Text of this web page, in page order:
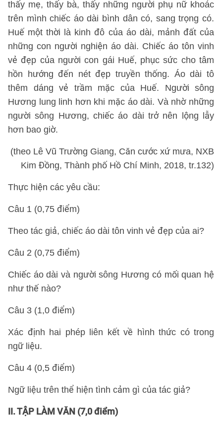
thấy mẹ, thấy bà, thấy những người phụ nữ khoác
trên mình chiếc áo dài bình dân có, sang trọng có.
Huế một thời là kinh đô của áo dài, mảnh đất của
những con người nghiện áo dài. Chiếc áo tôn vinh
vẻ đẹp của người con gái Huế, phục sức cho tâm
hồn hướng đến nét đẹp truyền thống. Áo dài tô
thêm dáng vẻ trầm mặc của Huế. Người sông
Hương lung linh hơn khi mặc áo dài. Và nhờ những
người sông Hương, chiếc áo dài trở nên lộng lẫy
hơn bao giờ.
(theo Lê Vũ Trường Giang, Căn cước xứ mưa, NXB
Kim Đồng, Thành phố Hồ Chí Minh, 2018, tr.132)
Thực hiện các yêu cầu:
Câu 1 (0,75 điểm)
Theo tác giả, chiếc áo dài tôn vinh vẻ đẹp của ai?
Câu 2 (0,75 điểm)
Chiếc áo dài và người sông Hương có mối quan hệ
như thế nào?
Câu 3 (1,0 điểm)
Xác định hai phép liên kết về hình thức có trong
ngữ liệu.
Câu 4 (0,5 điểm)
Ngữ liệu trên thể hiện tình cảm gì của tác giả?
II. TẬP LÀM VĂN (7,0 điểm)